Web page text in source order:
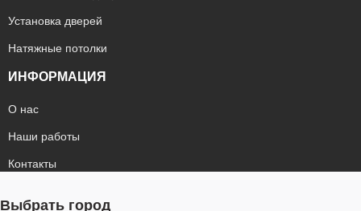
Установка дверей
Натяжные потолки
ИНФОРМАЦИЯ
О нас
Наши работы
Контакты
Выбрать город